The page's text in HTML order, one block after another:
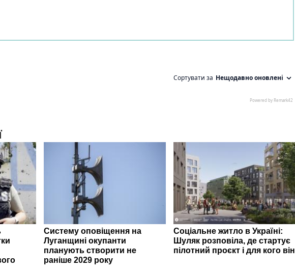
Систему оповіщення на
Луганщині окупанти
планують створити не
раніше 2029 року
Соціальне житло в Україні:
Шуляк розповіла, де стартує
пілотний проєкт і для кого він